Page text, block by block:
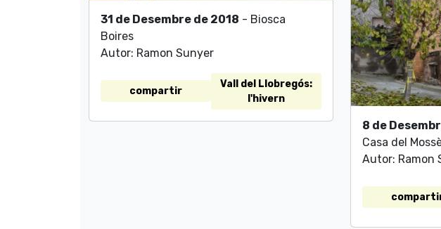
31 de Desembre de 2018 - Biosca
Boires
Autor: Ramon Sunyer
compartir
Vall del Llobregós:
l'hivern
8 de
Casa del
Autor: Ramon